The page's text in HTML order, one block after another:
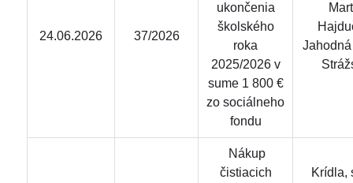
24.06.2026 37/2026
ukončenia
školského
roka
2025/2026 v
sume 1 800 €
zo sociálneho
fondu
Nákup
čistiacich
Krídla,